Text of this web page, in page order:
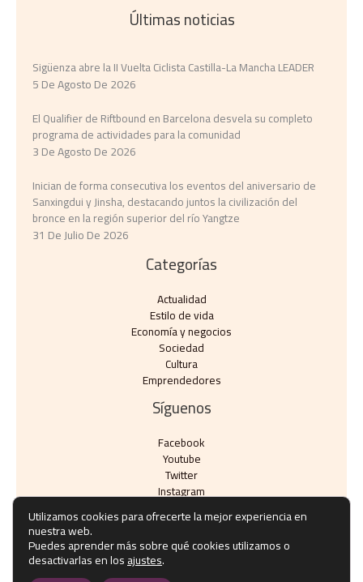
Últimas noticias
Sigüenza abre la II Vuelta Ciclista Castilla-La Mancha LEADER
5 De Agosto De 2026
El Qualifier de Riftbound en Barcelona desvela su completo
programa de actividades para la comunidad
3 De Agosto De 2026
Inician de forma consecutiva los eventos del aniversario de
Sanxingdui y Jinsha, destacando juntos la civilización del
bronce en la región superior del río Yangtze
31 De Julio De 2026
Categorías
Actualidad
Estilo de vida
Economía y negocios​
Sociedad
Cultura
Emprendedores
Síguenos
Facebook
Youtube
Twitter
Instagram
Copyright © Todos los derechos reservados - eventos10.com
Utilizamos cookies para ofrecerte la mejor experiencia en
nuestra web.
Puedes aprender más sobre qué cookies utilizamos o
desactivarlas en losajustes.